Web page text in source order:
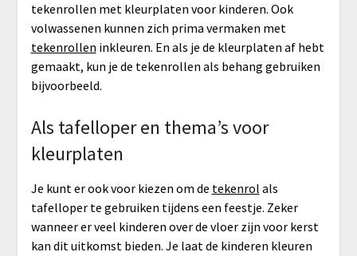
tekenrollen met kleurplaten voor kinderen. Ook
volwassenen kunnen zich prima vermaken met
tekenrollen inkleuren. En als je de kleurplaten af hebt
gemaakt, kun je de tekenrollen als behang gebruiken
bijvoorbeeld.
Als tafelloper en thema’s voor
kleurplaten
Je kunt er ook voor kiezen om de tekenrol als
tafelloper te gebruiken tijdens een feestje. Zeker
wanneer er veel kinderen over de vloer zijn voor kerst
kan dit uitkomst bieden. Je laat de kinderen kleuren